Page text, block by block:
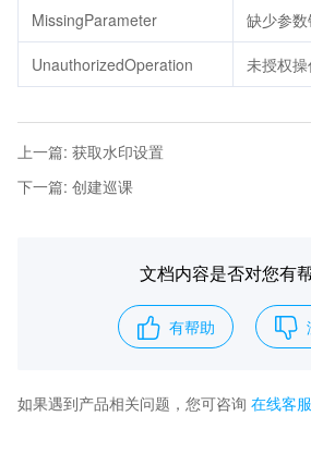
MissingParameter 缺少参数
UnauthorizedOperation 未授权操
上一篇: 获取水印设置
下一篇: 创建巡课
文档内容是否对您有
有帮助
如果遇到产品相关问题，您可咨询 在线客服